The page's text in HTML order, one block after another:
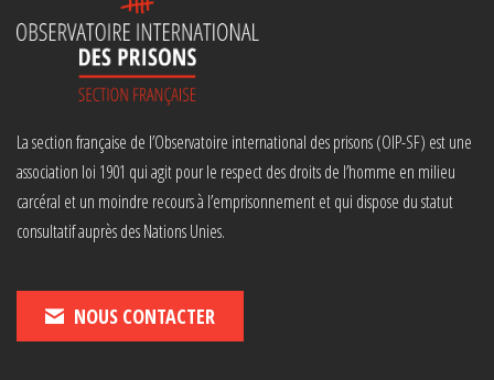
La section française de l’Observatoire international des prisons (OIP-SF) est une
association loi 1901 qui agit pour le respect des droits de l’homme en milieu
carcéral et un moindre recours à l’emprisonnement et qui dispose du statut
consultatif auprès des Nations Unies.
NOUS CONTACTER